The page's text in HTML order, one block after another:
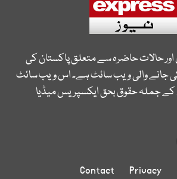
اور حالات حاضرہ سے متعلق پاکستان کی
جانے والی ویب سائٹ ہے۔ اس ویب سائٹ
کے جملہ حقوق بحق ایکسپریس میڈیا
Privacy
Contact